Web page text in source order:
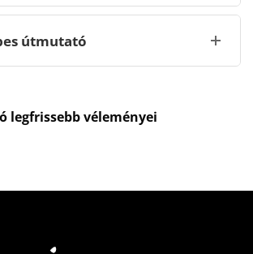
útmutató
legfrissebb véleményei